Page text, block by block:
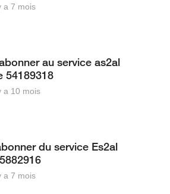
a 7 mois
au service as2al
54189318
a 10 mois
du service Es2al
a 7 mois